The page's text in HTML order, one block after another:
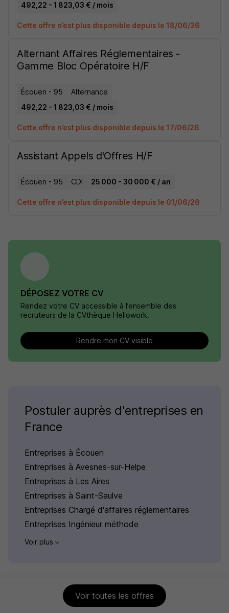
Voir toutes les offres
492,22 - 1 823,03 € / mois
Cette offre n’est plus disponible depuis le 18/06/26
Alternant Affaires Réglementaires -
Gamme Bloc Opératoire H/F
Écouen - 95
Alternance
492,22 - 1 823,03 € / mois
Cette offre n’est plus disponible depuis le 17/06/26
Assistant Appels d'Offres H/F
Écouen - 95 CDI 25 000 - 30 000 € / an
Cette offre n’est plus disponible depuis le 01/06/26
DÉPOSEZ VOTRE CV
Rendez votre CV accessible à l’ensemble des
recruteurs de la CVthèque Hellowork.
Rendre mon CV visible
Postuler auprès d'entreprises en
France
Entreprises à Écouen
Entreprises à Avesnes-sur-Helpe
Entreprises à Les Aires
Entreprises à Saint-Saulve
Entreprises Chargé d'affaires réglementaires
Entreprises Ingénieur méthode
Voir plus
Carrière chez Vygon par Ville